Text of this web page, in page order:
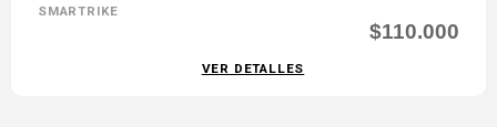
SMARTRIKE
$110.000
VER DETALLES